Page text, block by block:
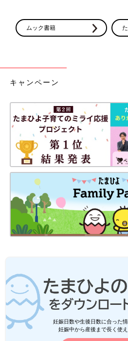
ムック書籍
キャンペーン
妊娠日数や生後日数に合った
妊娠中から産後まで長く使